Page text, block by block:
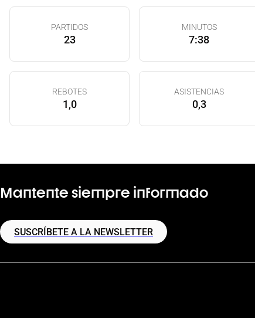
PARTIDOS
23
MINUTOS
7:38
REBOTES
1,0
ASISTENCIAS
0,3
Mantente siempre informado
SUSCRÍBETE A LA NEWSLETTER